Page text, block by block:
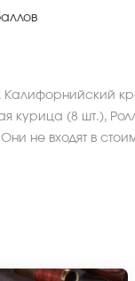
курица (8 шт.),
не входят в